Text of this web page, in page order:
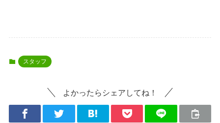
スタッフ
よかったらシェアしてね！